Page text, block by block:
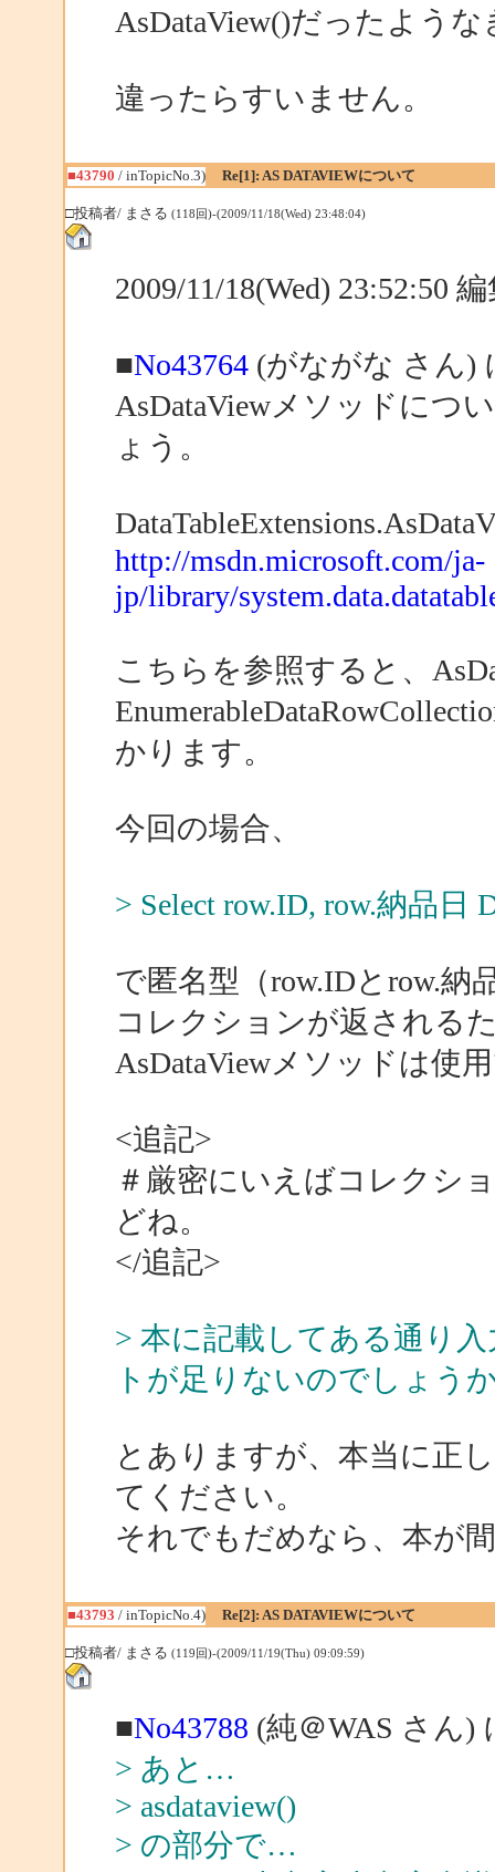
AsDataView()だったよう
違ったらすいません。
■43790 / inTopicNo.3) Re[1]: AS DATAVIEWについて
□投稿者/ まさる (118回)-(2009/11/18(Wed) 23:48:04)
2009/11/18(Wed) 23:52:50
■No43764(がながな さん)
AsDataViewメソッドにつ
ょう。
http://msdn.microsoft.com/ja-
jp/library/
こちらを参照すると、
かります。
今回の場合、
> Select row.ID, row.納品日
で匿名型（row.IDとrow.
コレクションが返される
AsDataViewメソッドは使
<追記>
＃厳密にいえばコレクシ
どね。
</追記>
> 本に記載してある通り
トが足りないのでしょう
とありますが、本当に正
てください。
それでもだめなら、本が
■43793 / inTopicNo.4) Re[2]: AS DATAVIEWについて
□投稿者/ まさる (119回)-(2009/11/19(Thu) 09:09:59)
■No43788 (純＠WAS さん)
> あと…
> asdataview()
> の部分で…